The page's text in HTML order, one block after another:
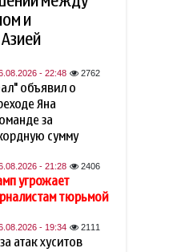
нефть
США представила
возможной
между Россией и
СМИ об
запасов
США "сводят с
и
- 22:48 2762
объявил о
Яна
за
сумму
- 21:28 2406
угрожает
тюрьмой
- 19:34 2111
атак хуситов